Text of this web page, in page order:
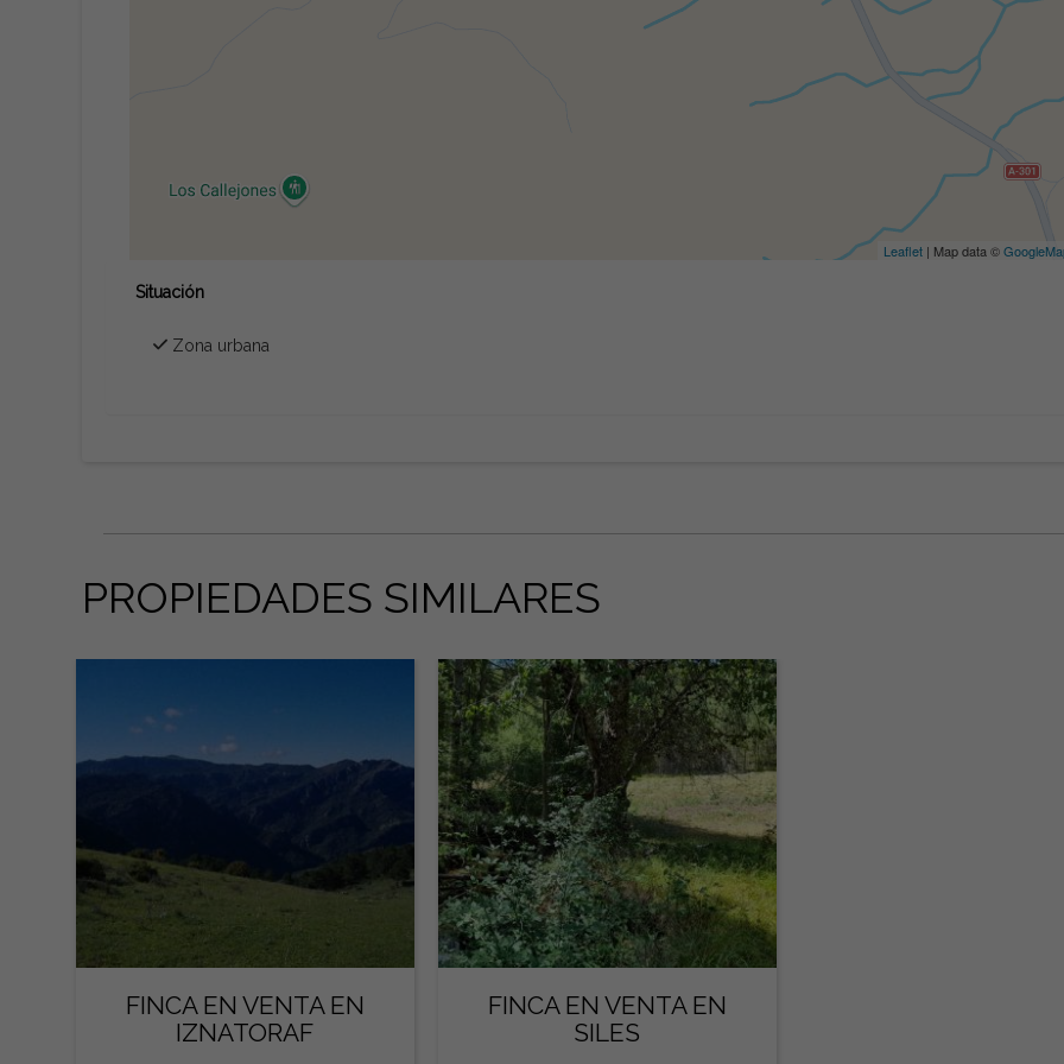
Leaflet | Map data ©
Situación
Zona urbana
PROPIEDADES SIMILARES
FINCA EN VENTA EN
IZNATORAF
FINCA EN VENTA EN
SILES